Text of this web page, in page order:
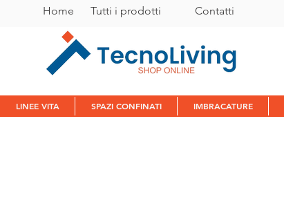
Home Tutti i prodotti Contatti
LINEE VITA SPAZI CONFINATI IMBRACATURE